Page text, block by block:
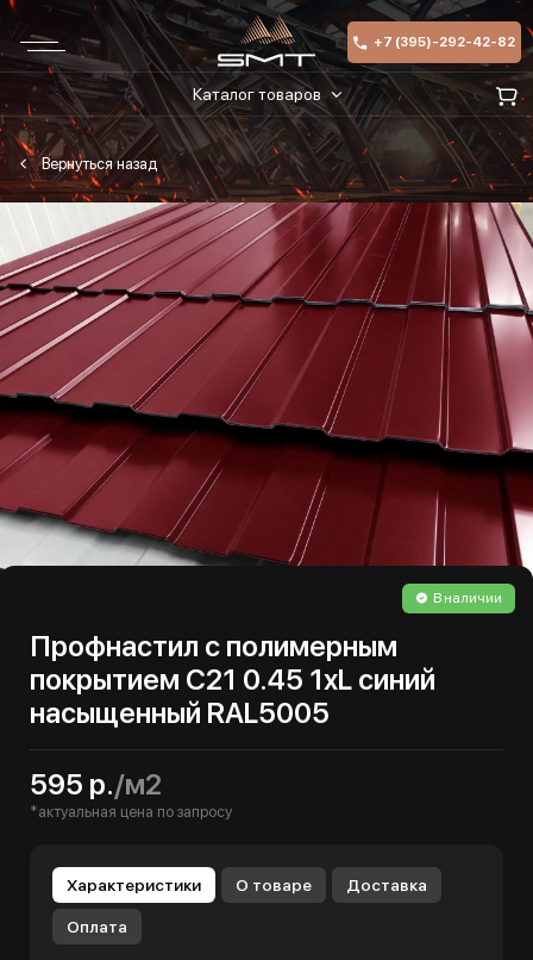
+7 (395)-292-42-82
Каталог товаров
В наличии
Профнастил с полимерным
покрытием С21 0.45 1хL синий
насыщенный RAL5005
595 р./м2
*актуальная цена по запросу
Характеристики О товаре Доставка
Оплата